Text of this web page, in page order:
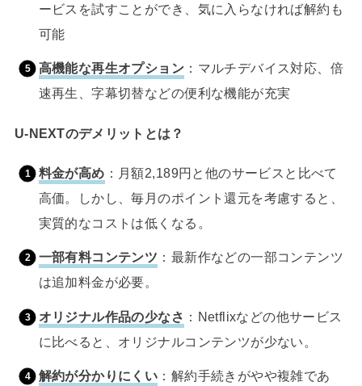
ービスを試すことができ、気に入らなければ解約も
可能
高機能な再生オプション ：マルチデバイス対応、倍
速再生、字幕切替などの便利な機能が充実
U-NEXTのデメリットとは？
料金が高め ：月額2,189円と他のサービスと比べて
高価。しかし、毎月のポイント還元を考慮すると、
実質的なコストは低くなる。
一部有料コンテンツ ：最新作などの一部コンテンツ
は追加料金が必要。
オリジナル作品の少なさ ：Netflixなどの他サービス
に比べると、オリジナルコンテンツが少ない。
解約が分かりにくい ：解約手続きがやや複雑であ